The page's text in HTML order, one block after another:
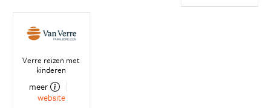
Verre reizen met
kinderen
meer
website